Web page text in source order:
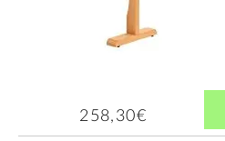
258,30€